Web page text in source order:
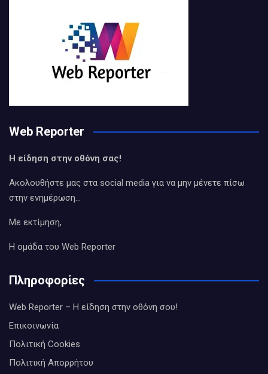
Web Reporter
Η είδηση στην οθόνη σας!
Ακολουθήστε μας στα social media για να μην μένετε πίσω
στην ενημέρωση…
Με εκτίμηση,
Η ομάδα του Web Reporter
Πληροφορίες
Web Reporter – Η είδηση στην οθόνη σου!
Επικοινωνία
Πολιτική Cookies
Πολιτική Απορρήτου